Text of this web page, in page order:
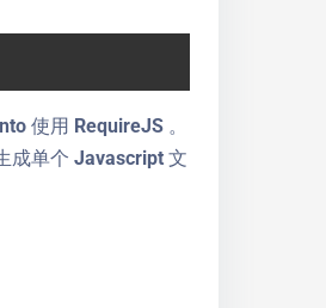
使用 RequireJS 。
成单个 Javascript 文